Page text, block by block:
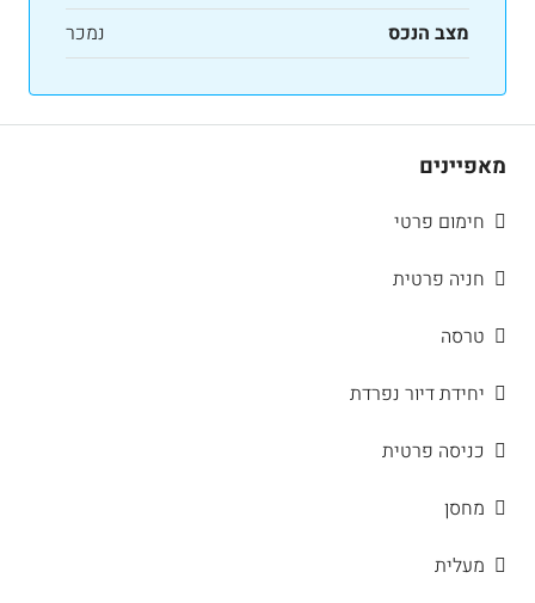
מצב הנכס
נמכר
מאפיינים
חימום פרטי
חניה פרטית
טרסה
יחידת דיור נפרדת
כניסה פרטית
מחסן
מעלית